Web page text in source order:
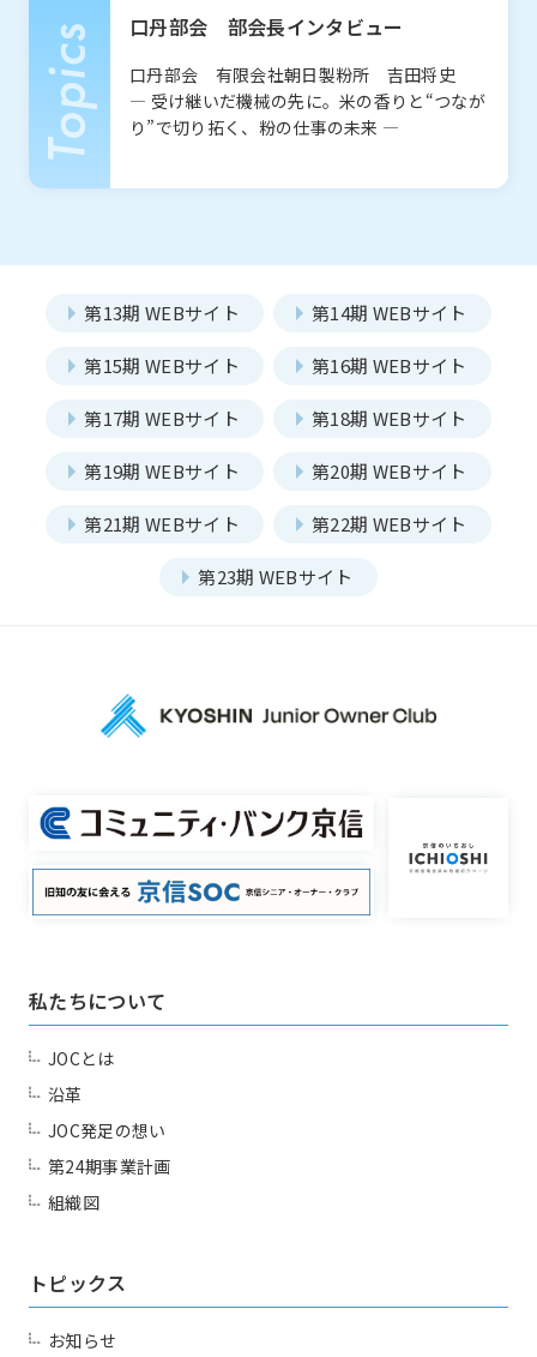
一覧を見る
部会報告
国内・海外研修委員会
例会委員会
コミュニティシェア委員会
総務委員会
JOC ビジネススクール
KYO＋
Hatch & Evolve（ハチエ
ピックアップ
部会 Section
洛中部会
壬生部会
東九部会
吉祥院部会
長岡部会
口丹部会
山科部会
大阪部会
近江部会
洛南部会
一覧を見る
国内・海外研修委員会
コミュニティシェア委員会
総務委員会
コネクト委員会
プロジェクト Project
一覧を見る
JOC ビジネススクール
Hatch & Evolve（ハチエ
同好会 Club
口丹部会 部会長インタビュー
口丹部会 有限会社朝日製粉所 吉田将史
― 受け継いだ機械の先に。米の香りと“つなが
り”で切り拓く、粉の仕事の未来 ―
第13期 WEBサイト 第14期 WEBサイト
第15期 WEBサイト 第16期 WEBサイト
第17期 WEBサイト 第18期 WEBサイト
第19期 WEBサイト 第20期 WEBサイト
第21期 WEBサイト 第22期 WEBサイト
第23期 WEBサイト
私たちについて
JOCとは
沿革
JOC発足の想い
第24期事業計画
組織図
トピックス
お知らせ